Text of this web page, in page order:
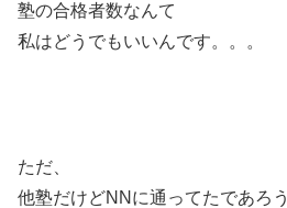
塾の合格者数なんて
私はどうでもいいんです。。。
ただ、
他塾だけどNNに通ってたであろう